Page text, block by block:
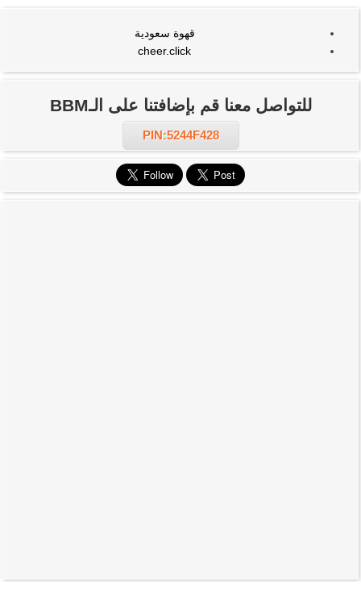
قهوة سعودية
cheer.click
للتواصل معنا قم بإضافتنا على الـBBM
PIN:5244F428